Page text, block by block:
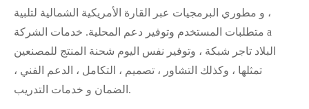
، و مطوري البرمجيات عبر القارة الأمريكية الشمالية لتلبية
متطلبات المستخدم وتوفير دعم المحلية. خدمات الشركة a
البلاد تاجر شبكة ، وتوفير نفس اليوم شحنة المنتج للمصنعين
تمثلها ، وكذلك التشاور ، تصميم ، التكامل ، الدعم الفني ،
الضمان و خدمات التدريب.